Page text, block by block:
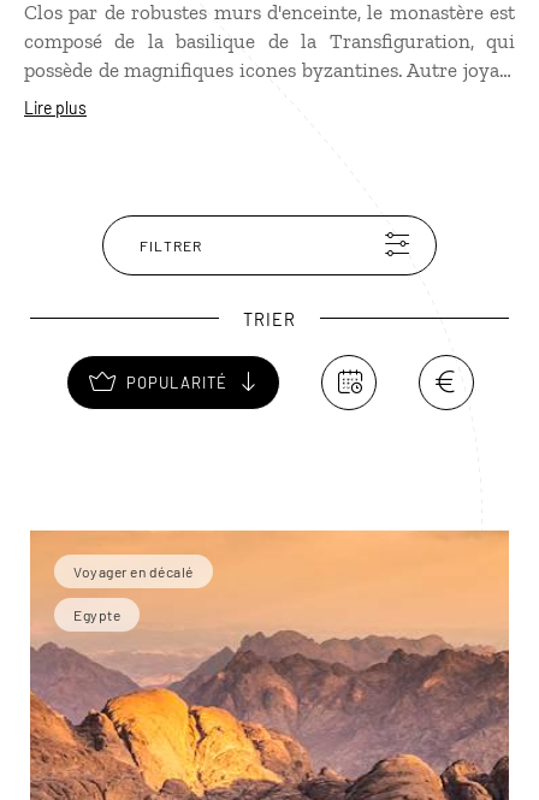
Clos par de robustes murs d'enceinte, le monastère est
composé de la basilique de la Transfiguration, qui
possède de magnifiques icones byzantines. Autre joyau,
la bibliothèque, deuxième après celle du Vatican par le
Selon la Bible, il serait devenu incandescent sans se
consumer, alors que Dieu s'adressait à Moïse et
l'enjoignait de gravir la montagne.
Lire plus
FILTRER
TRIER
POPULARITÉ
Voyager en décalé
Egypte